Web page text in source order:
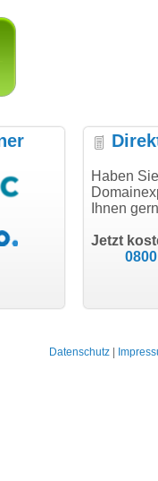
zu
"Super
modern
Haben
Ihnen
Jetzt
Datenschutz